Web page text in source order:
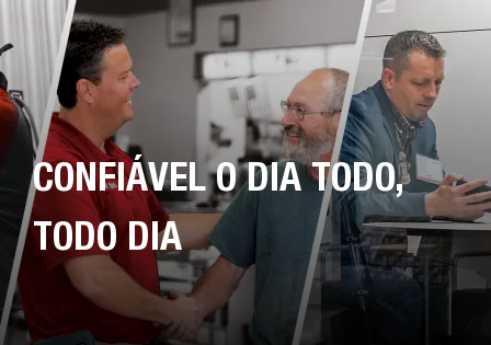
CONFIÁVEL O DIA TODO,
TODO DIA